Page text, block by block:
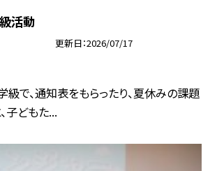
活動
更新日 2026/07/17
で、通知表をもらったり、夏休みの課題
子どもた...